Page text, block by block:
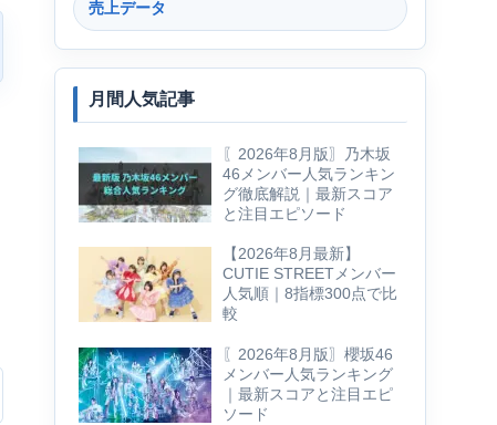
売上データ
月間人気記事
〖2026年8月版〗乃木坂
46メンバー人気ランキン
グ徹底解説｜最新スコア
と注目エピソード
【2026年8月最新】
CUTIE STREETメンバー
人気順｜8指標300点で比
較
〖2026年8月版〗櫻坂46
メンバー人気ランキング
｜最新スコアと注目エピ
ソード